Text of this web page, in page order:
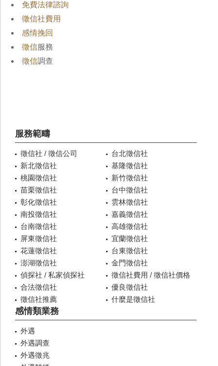
免費法律諮詢
徵信社費用
感情挽回
徵信服務
徵信調查
服務範疇
徵信社 / 徵信公司
台北徵信社
新北徵信社
基隆徵信社
桃園徵信社
新竹徵信社
苗栗徵信社
台中徵信社
彰化徵信社
雲林徵信社
南投徵信社
嘉義徵信社
台南徵信社
高雄徵信社
屏東徵信社
宜蘭徵信社
花蓮徵信社
台東徵信社
澎湖徵信社
金門徵信社
偵探社 / 私家偵探社
徵信社費用 / 徵信社價格
合法徵信社
優良徵信社
徵信社推薦
什麼是徵信社
感情類業務
外遇
外遇調查
外遇徵兆